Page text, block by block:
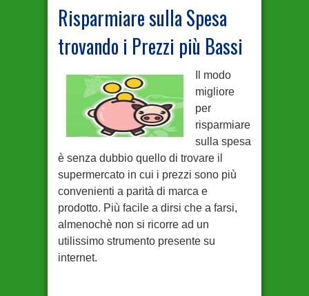
Risparmiare sulla Spesa
trovando i Prezzi più Bassi
Il modo
migliore
per
risparmiare
sulla spesa
è senza dubbio quello di trovare il
supermercato in cui i prezzi sono più
convenienti a parità di marca e
prodotto. Più facile a dirsi che a farsi,
almenochè non si ricorre ad un
utilissimo strumento presente su
internet.